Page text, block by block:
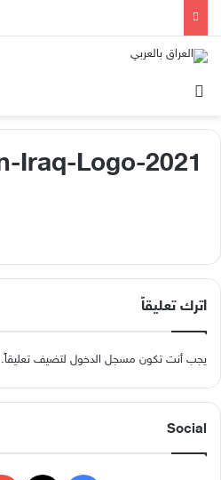
Iraq-Logo-2021
اترك تعليقاً
يجب أنت تكون مسجل الدخول لتضيف تعليقاً.
Social